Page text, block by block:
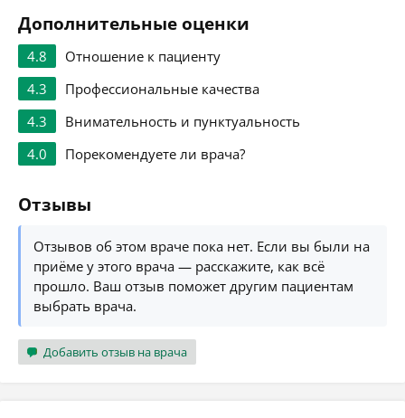
Дополнительные оценки
4.8
Отношение к пациенту
4.3
Профессиональные качества
4.3
Внимательность и пунктуальность
4.0
Порекомендуете ли врача?
Отзывы
Отзывов об этом враче пока нет. Если вы были на
приёме у этого врача — расскажите, как всё
прошло. Ваш отзыв поможет другим пациентам
выбрать врача.
Добавить отзыв на врача